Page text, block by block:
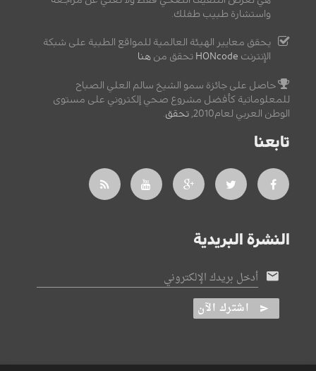
واستشارة طبيب طفلك.
يحقق معايير الهيئة العالمية للمواقع الطبية على شبكة
الإنترنت HONcode تحقق من هنا
حاصل على جائزة سمو الشيخ سالم العلي الصباح
للمعلوماتية كأفضل مشروع صحي إلكتروني على مستوى
الوطن العربي لعام2010,
تحقق.
تابعنا
النشرة البريدية
أدخل بريدك الإلكتروني
اشترك الآن